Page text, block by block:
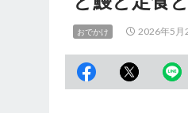
おでかけ 2026年5月